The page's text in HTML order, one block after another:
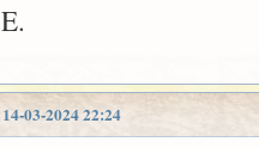
E.
14-03-2024 22:24